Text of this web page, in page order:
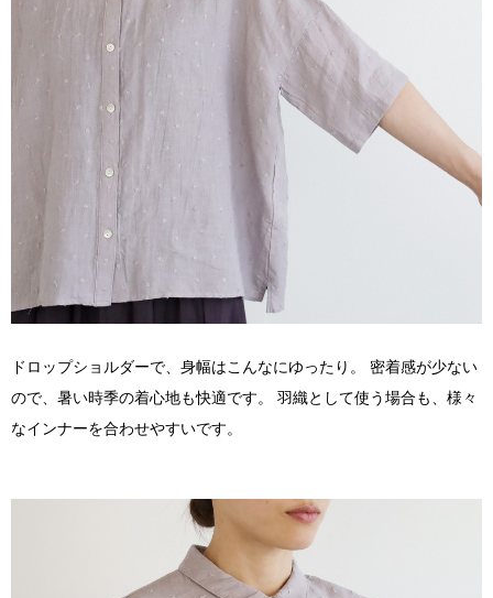
ドロップショルダーで、身幅はこんなにゆったり。 密着感が少ない
ので、暑い時季の着心地も快適です。 羽織として使う場合も、様々
なインナーを合わせやすいです。